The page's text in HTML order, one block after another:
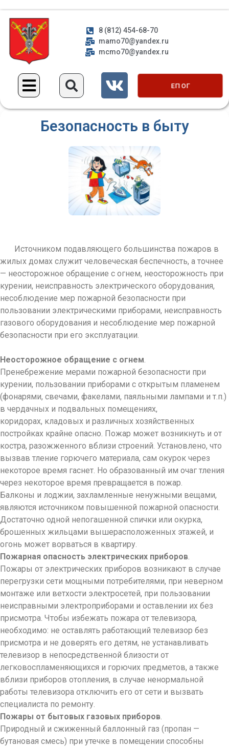
8 (812) 454-68-70
mamo70@yandex.ru
mcmo70@yandex.ru
ЕП ОГ
Безопасность в быту
Источником подавляющего большинства пожаров в
жилых домах служит человеческая беспечность, а точнее
— неосторожное обращение с огнем, неосторожность при
курении, неисправность электрического оборудования,
несоблюдение мер пожарной безопасности при
пользовании электрическими приборами, неисправность
газового оборудования и несоблюдение мер пожарной
безопасности при его эксплуатации.
Неосторожное обращение с огнем
Пренебрежение мерами пожарной безопасности при
курении, пользовании приборами с открытым пламенем
(фонарями, свечами, факелами, паяльными лампами и т.п.)
в чердачных и подвальных помещениях,
коридорах, кладовых и различных хозяйственных
постройках крайне опасно. Пожар может возникнуть и от
костра, разожженного вблизи строений. Установлено, что
вызвав тление горючего материала, сам окурок через
некоторое время гаснет. Но образованный им очаг тления
через некоторое время превращается в пожар.
Балконы и лоджии, захламленные ненужными вещами,
являются источником повышенной пожарной опасности.
Достаточно одной непогашенной спички или окурка,
брошенных жильцами вышерасположенных этажей, и
огонь может ворваться в квартиру.
Пожарная опасность электрических приборов
Пожары от электрических приборов возникают в случае
перегрузки сети мощными потребителями, при неверном
монтаже или ветхости электросетей, при пользовании
неисправными электроприборами и оставлении их без
присмотра. Чтобы избежать пожара от телевизора,
необходимо: не оставлять работающий телевизор без
присмотра и не доверять его детям, не устанавливать
телевизор в непосредственной близости от
легковоспламеняющихся и горючих предметов, а также
вблизи приборов отопления, в случае ненормальной
работы телевизора отключить его от сети и вызвать
специалиста по ремонту.
Пожары от бытовых газовых приборов
Природный и сжиженный баллонный газ (пропан —
бутановая смесь) при утечке в помещении способны